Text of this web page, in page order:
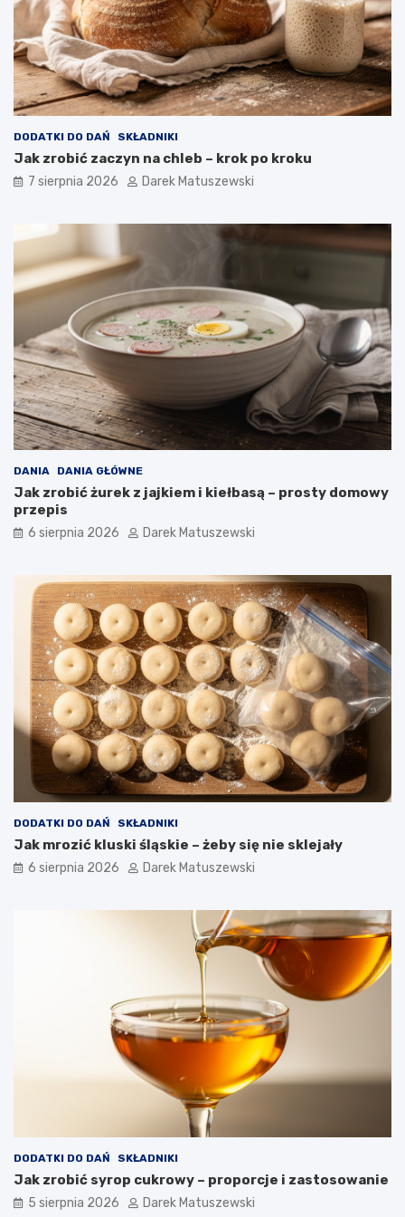
i
a
w
p
ł
y
a
n
a
o
ś
ć
s
ż
o
n
y
c
h
p
o
t
r
a
w
DODATKI DO DAŃ SKŁADNIKI
Jak zrobić zaczyn na chleb – krok po kroku
7 sierpnia 2026 Darek Matuszewski
DANIA DANIA GŁÓWNE
Jak zrobić żurek z jajkiem i kiełbasą – prosty domowy
przepis
6 sierpnia 2026 Darek Matuszewski
DODATKI DO DAŃ SKŁADNIKI
Jak mrozić kluski śląskie – żeby się nie sklejały
6 sierpnia 2026 Darek Matuszewski
DODATKI DO DAŃ SKŁADNIKI
Jak zrobić syrop cukrowy – proporcje i zastosowanie
5 sierpnia 2026 Darek Matuszewski